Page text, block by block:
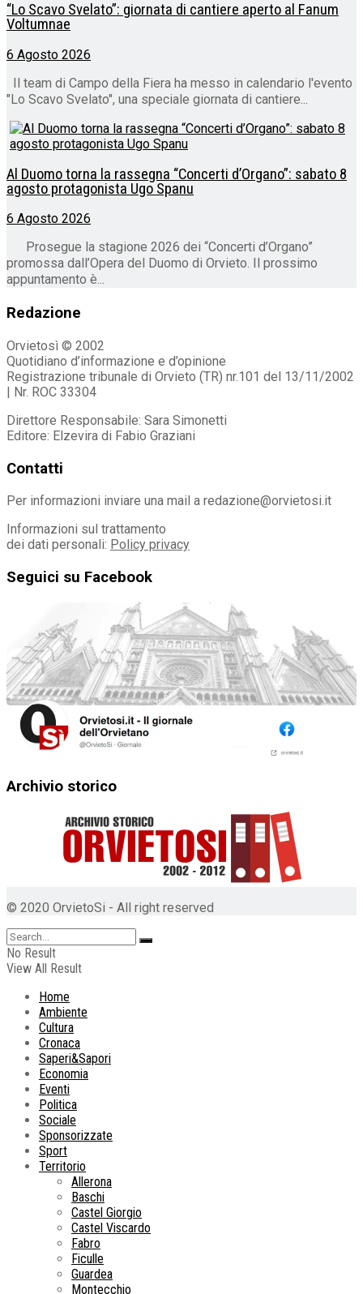
“Lo Scavo Svelato”: giornata di cantiere aperto al Fanum
Voltumnae
6 Agosto 2026
Il team di Campo della Fiera ha messo in calendario l'evento
"Lo Scavo Svelato", una speciale giornata di cantiere...
Al Duomo torna la rassegna “Concerti d’Organo”: sabato 8
agosto protagonista Ugo Spanu
6 Agosto 2026
Prosegue la stagione 2026 dei “Concerti d’Organo”
promossa dall’Opera del Duomo di Orvieto. Il prossimo
appuntamento è...
Redazione
Orvietosì © 2002
Quotidiano d’informazione e d’opinione
Registrazione tribunale di Orvieto (TR) nr.101 del 13/11/2002
| Nr. ROC 33304
Direttore Responsabile: Sara Simonetti
Editore: Elzevira di Fabio Graziani
Contatti
Per informazioni inviare una mail a redazione@orvietosi.it
Informazioni sul trattamento
dei dati personali: Policy privacy
Seguici su Facebook
Archivio storico
© 2020 OrvietoSi - All right reserved
No Result
View All Result
Home
Ambiente
Cultura
Cronaca
Saperi&Sapori
Economia
Eventi
Politica
Sociale
Sponsorizzate
Sport
Territorio
Allerona
Baschi
Castel Giorgio
Castel Viscardo
Fabro
Ficulle
Guardea
Montecchio